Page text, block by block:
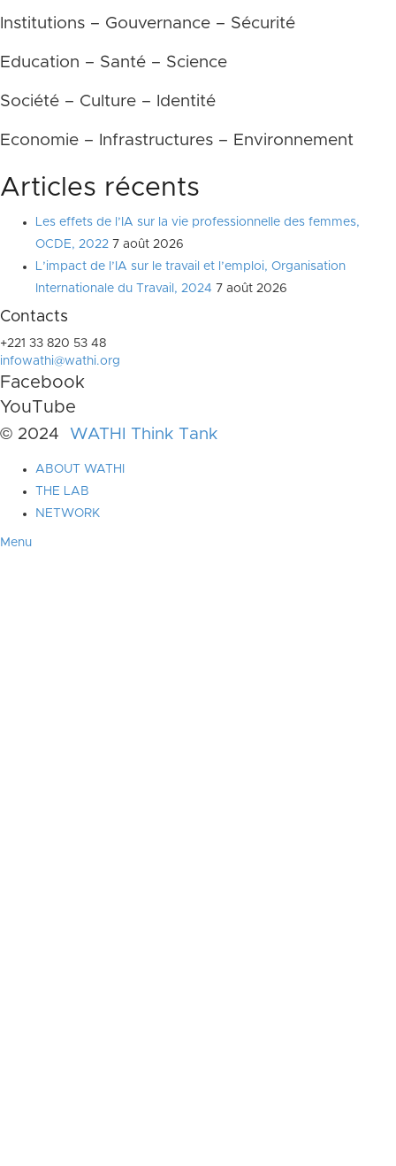
Institutions – Gouvernance – Sécurité
Education – Santé – Science
Société – Culture – Identité
Economie – Infrastructures – Environnement
Articles récents
Les effets de l’IA sur la vie professionnelle des femmes,
OCDE, 2022 7 août 2026
L’impact de l’IA sur le travail et l’emploi, Organisation
Internationale du Travail, 2024 7 août 2026
Contacts
+221 33 820 53 48
infowathi@wathi.org
Facebook
YouTube
© 2024 WATHI Think Tank
ABOUT WATHI
THE LAB
NETWORK
Menu